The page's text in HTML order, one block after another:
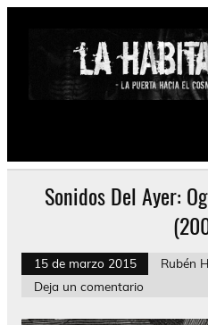
Saltar
Psychedelic, Stoner,
Sonidos Del Ayer:
15 de marzo 2015
Rubén
Deja un comentario